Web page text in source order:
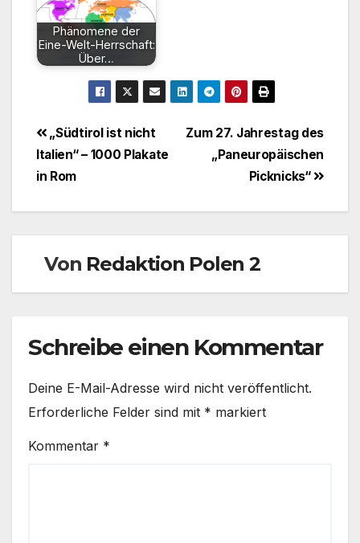
Phänomene der
Eine-Welt-Herrschaft:
Über…
Beitragsnavigation
Zum 27. Jahrestag des
„Paneuropäischen
Picknicks“
„Südtirol ist nicht
Italien“ – 1000 Plakate
in Rom
Von Redaktion Polen 2
Schreibe einen Kommentar
Deine E-Mail-Adresse wird nicht veröffentlicht.
Erforderliche Felder sind mit * markiert
Kommentar *